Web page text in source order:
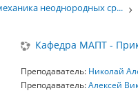
неоднородных ср...
Кафедра МАПТ -
Преподаватель: Николай
Преподаватель:Алексей